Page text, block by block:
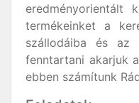
eredményorientált
termékeinket a
szállodáiba és az
fenntartani akarjuk
ebben számítunk